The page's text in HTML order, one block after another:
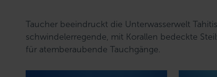
h
l
Taucher beeindruckt die Unterwasserwelt
schwindelerregende, mit Korallen bedeckte
für atemberaubende Tauchgänge.